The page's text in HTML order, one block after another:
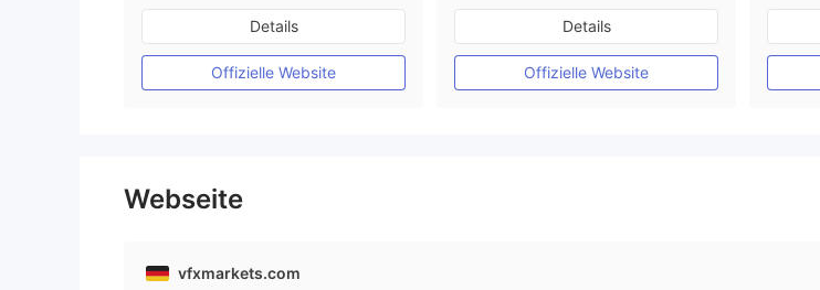
AustralienRegulierung
Market Making (MM)
MT4-Volllizenz
Details
Offizielle Website
AustralienRegulierung
Market Making (MM)
MT4-Volllizenz
Details
Offizielle Website
Webseite
vfxmarkets.com